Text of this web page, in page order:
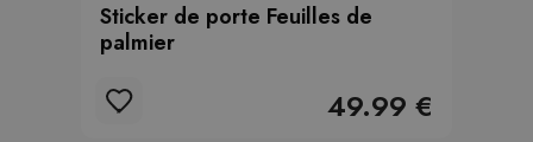
Sticker de porte Feuilles de
palmier
49.99 €